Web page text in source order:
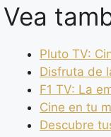
Vea
Pluto TV:
Disfruta de
F1 TV: La
Cine en tu
Descubre